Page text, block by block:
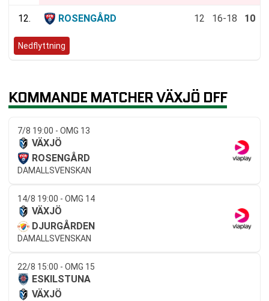
12. ROSENGÅRD 12 16-18 10
Nedflyttning
KOMMANDE MATCHER VÄXJÖ DFF
7/8 19:00 - OMG 13
VÄXJÖ
ROSENGÅRD
DAMALLSVENSKAN
14/8 19:00 - OMG 14
VÄXJÖ
DJURGÅRDEN
DAMALLSVENSKAN
22/8 15:00 - OMG 15
ESKILSTUNA
VÄXJÖ